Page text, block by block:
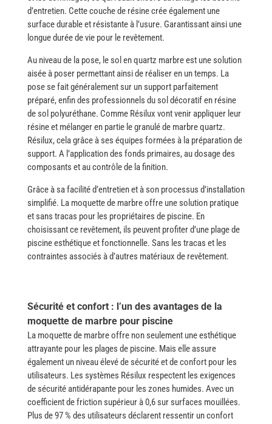
d’entretien. Cette couche de résine crée également une
surface durable et résistante à l’usure. Garantissant ainsi une
longue durée de vie pour le revêtement.
Au​‍​‌‍​‍‌ niveau de la pose, le sol en quartz marbre est une solution
aisée à poser permettant ainsi de réaliser en un temps. La
pose se fait généralement sur un support parfaitement
préparé, enfin des professionnels du sol décoratif en résine
de sol polyuréthane. Comme Résilux vont venir appliquer leur
résine et mélanger en partie le granulé de marbre quartz.
Résilux, cela grâce à ses équipes formées à la préparation de
support. A l’application des fonds primaires, au dosage des
composants et au contrôle de la finition. ​‍​‌‍​‍‌
Grâce à sa facilité d’entretien et à son processus d’installation
simplifié. La moquette de marbre offre une solution pratique
et sans tracas pour les propriétaires de piscine. En
choisissant ce revêtement, ils peuvent profiter d’une plage de
piscine esthétique et fonctionnelle. Sans les tracas et les
contraintes associés à d’autres matériaux de revêtement.
Sécurité et confort : l’un des avantages de la
moquette de marbre pour piscine
La moquette de marbre offre non seulement une esthétique
attrayante pour les plages de piscine. Mais elle assure
également un niveau élevé de sécurité et de confort pour les
utilisateurs. Les systèmes Résilux respectent les exigences
de sécurité antidérapante pour les zones humides. Avec un
coefficient de friction supérieur à 0,6 sur surfaces mouillées.
Plus de 97 % des utilisateurs déclarent ressentir un confort